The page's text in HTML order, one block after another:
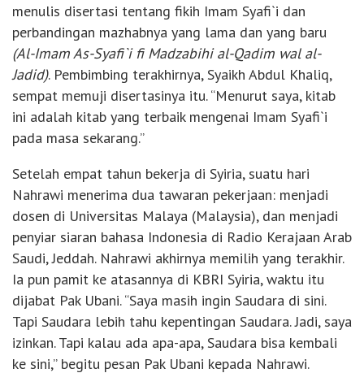
menulis disertasi tentang fikih Imam Syafi`i dan
perbandingan mazhabnya yang lama dan yang baru
(Al-Imam As-Syafi`i fi Madzabihi al-Qadim wal al-
Jadid). Pembimbing terakhirnya, Syaikh Abdul Khaliq,
sempat memuji disertasinya itu. “Menurut saya, kitab
ini adalah kitab yang terbaik mengenai Imam Syafi`i
pada masa sekarang.”
Setelah empat tahun bekerja di Syiria, suatu hari
Nahrawi menerima dua tawaran pekerjaan: menjadi
dosen di Universitas Malaya (Malaysia), dan menjadi
penyiar siaran bahasa Indonesia di Radio Kerajaan Arab
Saudi, Jeddah. Nahrawi akhirnya memilih yang terakhir.
Ia pun pamit ke atasannya di KBRI Syiria, waktu itu
dijabat Pak Ubani. “Saya masih ingin Saudara di sini.
Tapi Saudara lebih tahu kepentingan Saudara. Jadi, saya
izinkan. Tapi kalau ada apa-apa, Saudara bisa kembali
ke sini,” begitu pesan Pak Ubani kepada Nahrawi.